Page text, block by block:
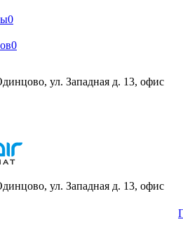
0
0
ул. Западная д. 13, офис
ул. Западная д. 13, офис